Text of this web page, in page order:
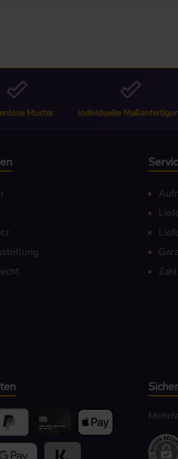
Muster Individuelle
Kredit- oder Debitkarte
Apple Pay